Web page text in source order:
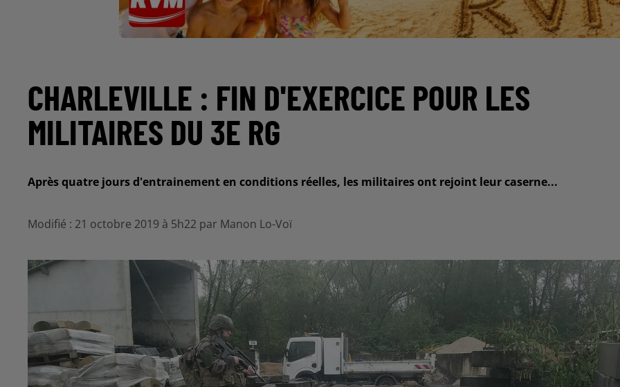
CHARLEVILLE : FIN D'EXERCICE POUR LES
MILITAIRES DU 3E RG
Après quatre jours d'entrainement en conditions réelles, les militaires ont rejoint leur caserne...
Modifié : 21 octobre 2019 à 5h22 par Manon Lo-Voï